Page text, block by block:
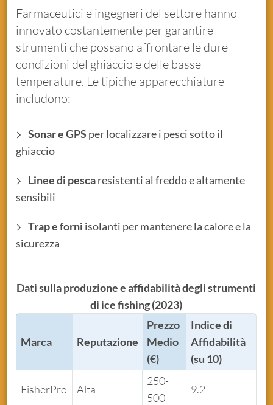
Farmaceutici e ingegneri del settore hanno
innovato costantemente per garantire
strumenti che possano affrontare le dure
condizioni del ghiaccio e delle basse
temperature. Le tipiche apparecchiature
includono:
Sonar e GPS per localizzare i pesci sotto il
ghiaccio
Linee di pescaresistenti al freddo e altamente
sensibili
Trap e forni isolanti per mantenere la calore e la
sicurezza
Dati sulla produzione e affidabilità degli strumenti
di ice fishing (2023)
Marca Reputazione
Prezzo
Medio
(€)
Indice di
Affidabilità
(su 10)
FisherPro Alta
250-
500
9.2